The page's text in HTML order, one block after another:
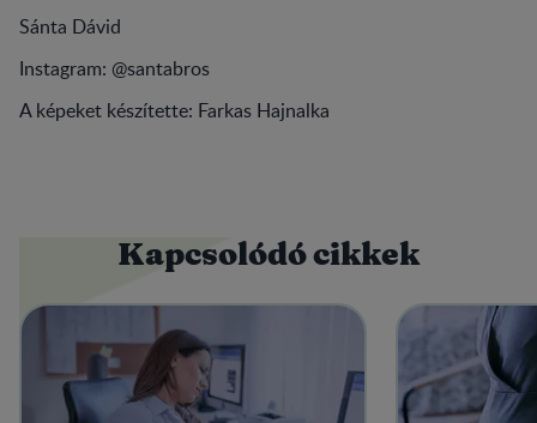
Sánta Dávid
Instagram: @santabros
A képeket készítette: Farkas Hajnalka
Kapcsolódó cikkek